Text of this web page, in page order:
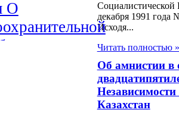
О
и
Социалистической
декабpя 1991
Исходя...
Читать полностью »
Об амнистии в
Казахстан